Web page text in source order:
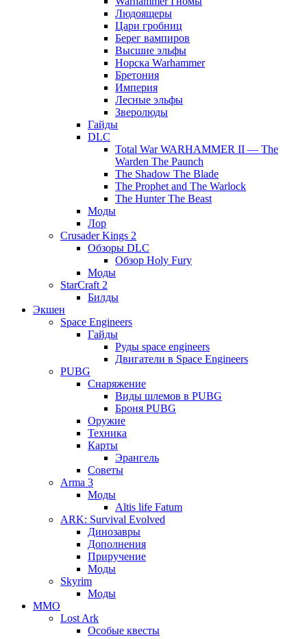
Людоящеры
Цари гробниц
Берег вампиров
Высшие эльфы
Норска Warhammer
Бретония
Империя
Лесные эльфы
Зверолюды
Гайды
DLC
Total War WARHAMMER II — The
Warden The Paunch
The Shadow The Blade
The Prophet and The Warlock
The Hunter The Beast
Моды
Лор
Crusader Kings 2
Обзоры DLC
Обзор Holy Fury
Моды
StarCraft 2
Билды
Экшен
Space Engineers
Гайды
Руды space engineers
Двигатели в Space Engineers
PUBG
Снаряжение
Виды шлемов в PUBG
Броня PUBG
Оружие
Техника
Карты
Эрангель
Советы
Arma 3
Моды
Altis life Fatum
ARK: Survival Evolved
Динозавры
Дополнения
Приручение
Моды
Skyrim
Моды
ММО
Lost Ark
Особые квесты